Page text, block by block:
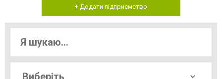
+ Додати підприємство